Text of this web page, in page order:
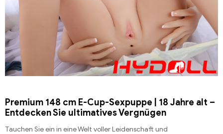
Premium 148 cm E-Cup-Sexpuppe | 18 Jahre alt –
Entdecken Sie ultimatives Vergnügen
Tauchen Sie ein in eine Welt voller Leidenschaft und